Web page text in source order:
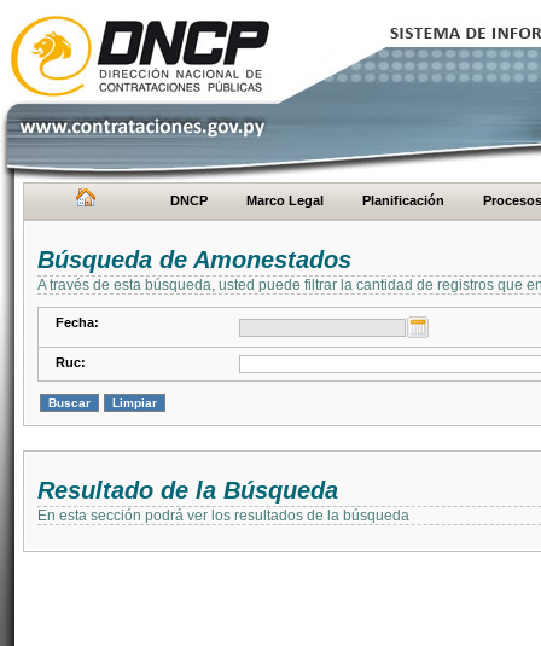
DNCP Marco Legal Planificación Procesos
Búsqueda de Amonestados
A través de esta búsqueda, usted puede filtrar la cantidad de registros que
Fecha:
Ruc:
Resultado de la Búsqueda
En esta sección podrá ver los resultados de la búsqueda